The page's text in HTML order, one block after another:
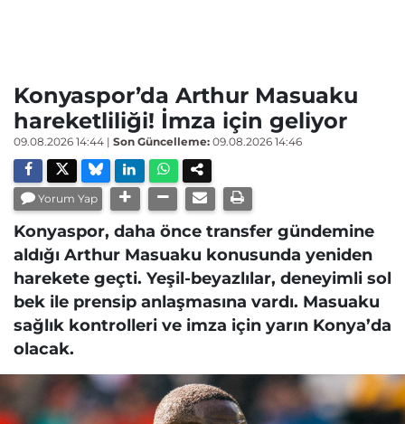
Konyaspor’da Arthur Masuaku
hareketliliği! İmza için geliyor
09.08.2026 14:44 | Son Güncelleme: 09.08.2026 14:46
Yorum Yap
Konyaspor, daha önce transfer gündemine
aldığı Arthur Masuaku konusunda yeniden
harekete geçti. Yeşil-beyazlılar, deneyimli sol
bek ile prensip anlaşmasına vardı. Masuaku
sağlık kontrolleri ve imza için yarın Konya’da
olacak.